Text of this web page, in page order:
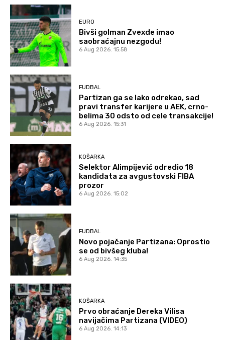
EURO
Bivši golman Zvexde imao
saobraćajnu nezgodu!
6 Aug 2026. 15:58
FUDBAL
Partizan ga se lako odrekao, sad
pravi transfer karijere u AEK, crno-
belima 30 odsto od cele transakcije!
6 Aug 2026. 15:31
KOŠARKA
Selektor Alimpijević odredio 18
kandidata za avgustovski FIBA
prozor
6 Aug 2026. 15:02
FUDBAL
Novo pojačanje Partizana: Oprostio
se od bivšeg kluba!
6 Aug 2026. 14:35
KOŠARKA
Prvo obraćanje Dereka Vilisa
navijačima Partizana (VIDEO)
6 Aug 2026. 14:13